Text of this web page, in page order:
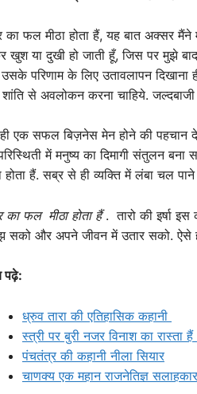
का फल मीठा होता हैं, यह बात अक्सर
खुश या दुखी हो जाती हूँ, जिस पर मुझे
उसके परिणाम के लिए उतावलापन दिखाना
से अवलोकन करना चाहिये. जल्दबाजी
ही एक सफल बिज़नेस मेन होने की पहचान
में मनुष्य का दिमागी संतुलन
होता हैं. सब्र से ही व्यक्ति में लंबा चल
का फलमीठा होता हैं. तारो की इर्षा
सको और अपने जीवन में उतार सको. ऐसे
पढ़े:
ध्रुव तारा की एतिहासिक कहानी
स्त्री पर बुरी नजर विनाश का रास्ता हैं
पंचतंत्र की कहानी नीला सियार
चाणक्य एक महान राजनेतिज्ञ सलाहकार